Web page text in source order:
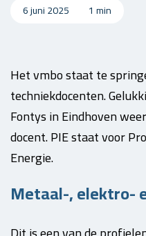
6 juni 2025 1 min
Het vmbo staat te
techniekdocenten.
Fontys in Eindhoven
docent. PIE staat voor
Energie.
Metaal-, elektro-